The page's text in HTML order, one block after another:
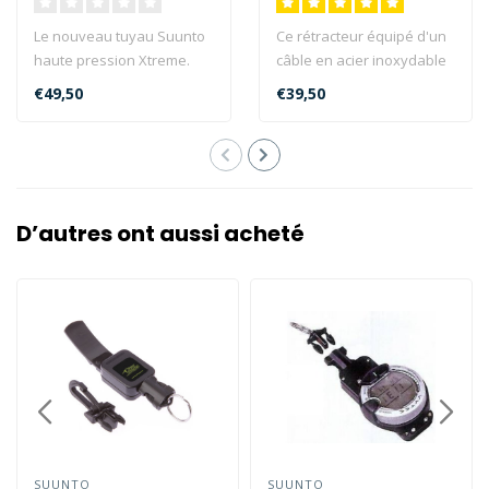
Le nouveau tuyau Suunto
haute pression Xtreme.
33" de long, flexible et
léger...
€49,50
Ce rétracteur équipé d'un
câble en acier inoxydable
revêtu de nylon de 63 c..
€39,50
D’autres ont aussi acheté
SUUNTO SUUNTO